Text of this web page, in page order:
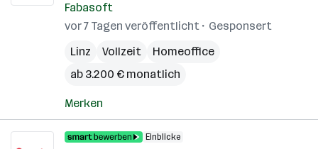
Fabasoft
vor 7 Tagen veröffentlicht
Gesponsert
Linz
Vollzeit
Homeoffice
ab 3.200 € monatlich
Merken
Einblicke